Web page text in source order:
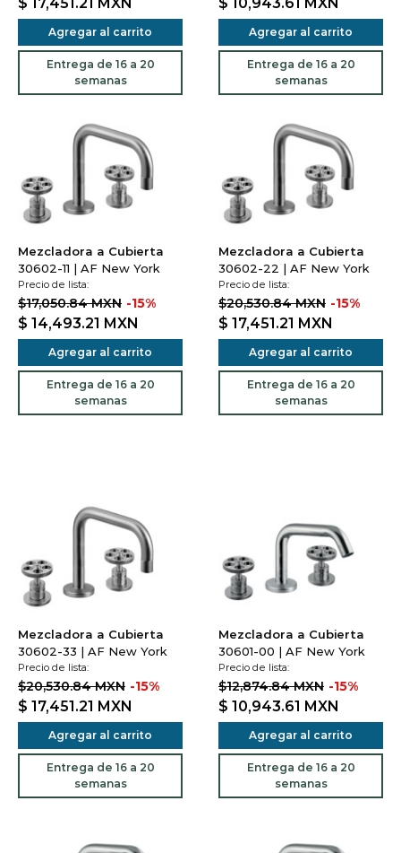
Agregar al carrito
Entrega de 16 a 20
semanas
Agregar al carrito
Entrega de 16 a 20
semanas
Mezcladora a Cubierta
30602-11 | AF New York
Precio de lista:
$17,050.84 MXN -15%
$ 14,493.21 MXN
Agregar al carrito
Entrega de 16 a 20
semanas
Mezcladora a Cubierta
30602-22 | AF New York
Precio de lista:
$20,530.84 MXN -15%
$ 17,451.21 MXN
Agregar al carrito
Entrega de 16 a 20
semanas
Mezcladora a Cubierta
30602-33 | AF New York
Precio de lista:
$20,530.84 MXN -15%
$ 17,451.21 MXN
Agregar al carrito
Entrega de 16 a 20
semanas
Mezcladora a Cubierta
30601-00 | AF New York
Precio de lista:
$12,874.84 MXN -15%
$ 10,943.61 MXN
Agregar al carrito
Entrega de 16 a 20
semanas